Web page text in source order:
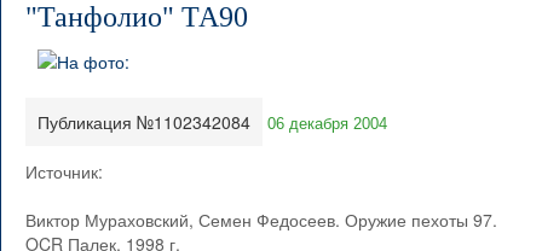
"Танфолио" ТА90
Публикация №1102342084 06 декабря 2004
Источник:
Виктор Мураховский, Семен Федосеев. Оружие пехоты 97.
OCR Палек, 1998 г.